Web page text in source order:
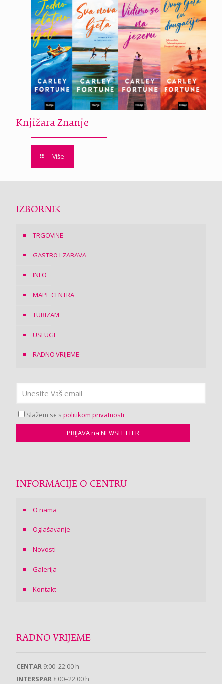
Knjižara Znanje
Više
IZBORNIK
TRGOVINE
GASTRO I ZABAVA
INFO
MAPE CENTRA
TURIZAM
USLUGE
RADNO VRIJEME
Slažem se s politikom privatnosti
INFORMACIJE O CENTRU
O nama
Oglašavanje
Novosti
Galerija
Kontakt
RADNO VRIJEME
CENTAR 9:00–22:00 h
INTERSPAR 8:00–22:00 h